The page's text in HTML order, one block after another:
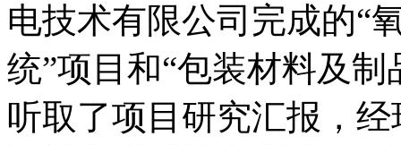
电技术有限公司完成的“
统”项目和“包装材料及
听取了项目研究汇报，